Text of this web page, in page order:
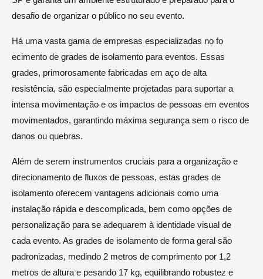
desafio de organizar o público no seu evento.
Há uma vasta gama de empresas especializadas no fo
ecimento de grades de isolamento para eventos. Essas
grades, primorosamente fabricadas em aço de alta
resistência, são especialmente projetadas para suportar a
intensa movimentação e os impactos de pessoas em eventos
movimentados, garantindo máxima segurança sem o risco de
danos ou quebras.
Além de serem instrumentos cruciais para a organização e
direcionamento de fluxos de pessoas, estas grades de
isolamento oferecem vantagens adicionais como uma
instalação rápida e descomplicada, bem como opções de
personalização para se adequarem à identidade visual de
cada evento. As grades de isolamento de forma geral são
padronizadas, medindo 2 metros de comprimento por 1,2
metros de altura e pesando 17 kg, equilibrando robustez e